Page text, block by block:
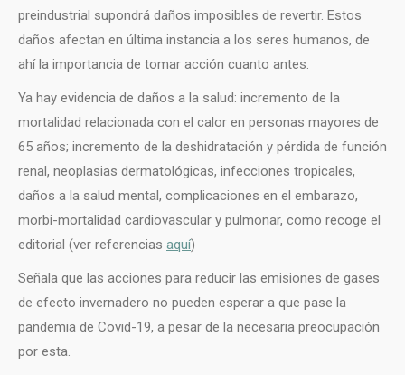
preindustrial supondrá daños imposibles de revertir. Estos
daños afectan en última instancia a los seres humanos, de
ahí la importancia de tomar acción cuanto antes.
Ya hay evidencia de daños a la salud: incremento de la
mortalidad relacionada con el calor en personas mayores de
65 años; incremento de la deshidratación y pérdida de función
renal, neoplasias dermatológicas, infecciones tropicales,
daños a la salud mental, complicaciones en el embarazo,
morbi-mortalidad cardiovascular y pulmonar, como recoge el
editorial (ver referencias aquí)
Señala que las acciones para reducir las emisiones de gases
de efecto invernadero no pueden esperar a que pase la
pandemia de Covid-19, a pesar de la necesaria preocupación
por esta.